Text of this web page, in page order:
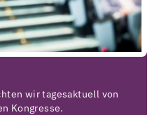
wir tagesaktuell von
Kongresse.